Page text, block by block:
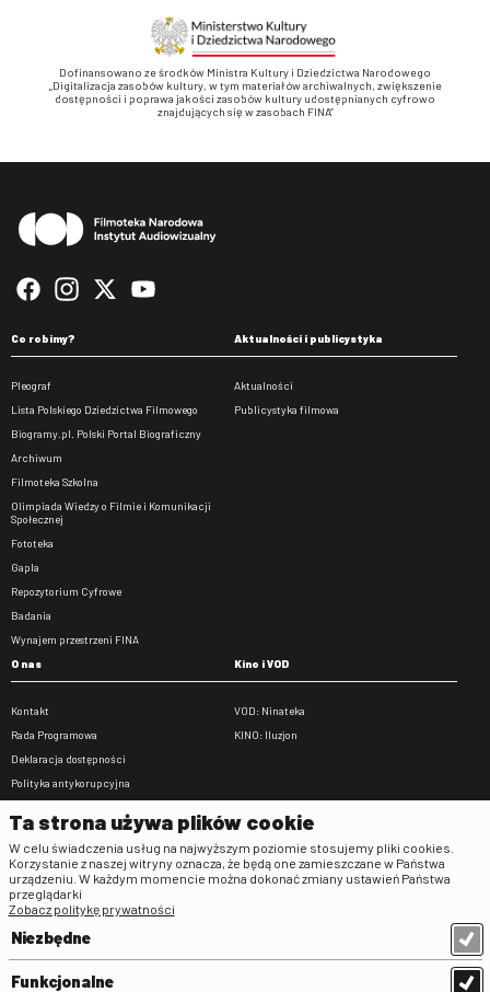
Dofinansowano ze środków Ministra Kultury i Dziedzictwa Narodowego
„Digitalizacja zasobów kultury, w tym materiałów archiwalnych, zwiększenie
dostępności i poprawa jakości zasobów kultury udostępnianych cyfrowo
znajdujących się w zasobach FINA”
Co robimy?
Pleograf
Lista Polskiego Dziedzictwa Filmowego
Biogramy.pl. Polski Portal Biograficzny
Archiwum
Filmoteka Szkolna
Olimpiada Wiedzy o Filmie i Komunikacji
Społecznej
Fototeka
Gapla
Repozytorium Cyfrowe
Badania
Wynajem przestrzeni FINA
Aktualności i publicystyka
Aktualności
Publicystyka filmowa
O nas
Kontakt
Rada Programowa
Deklaracja dostępności
Polityka antykorupcyjna
Zamówienia publiczne
Praca w FINA
Kino i VOD
VOD: Ninateka
KINO: Iluzjon
Regulaminy
Klauzula informacyjna RODO
Regulamin użytkowania parkingu
Ta strona używa plików cookie
W celu świadczenia usług na najwyższym poziomie stosujemy pliki cookies.
Korzystanie z naszej witryny oznacza, że będą one zamieszczane w Państwa
urządzeniu. W każdym momencie można dokonać zmiany ustawień Państwa
przeglądarki
Zobacz politykę prywatności
Niezbędne
Funkcjonalne